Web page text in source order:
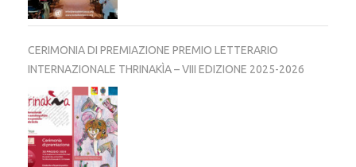
CERIMONIA DI PREMIAZIONE PREMIO LETTERARIO
INTERNAZIONALE THRINAKÌA – VIII EDIZIONE 2025-2026